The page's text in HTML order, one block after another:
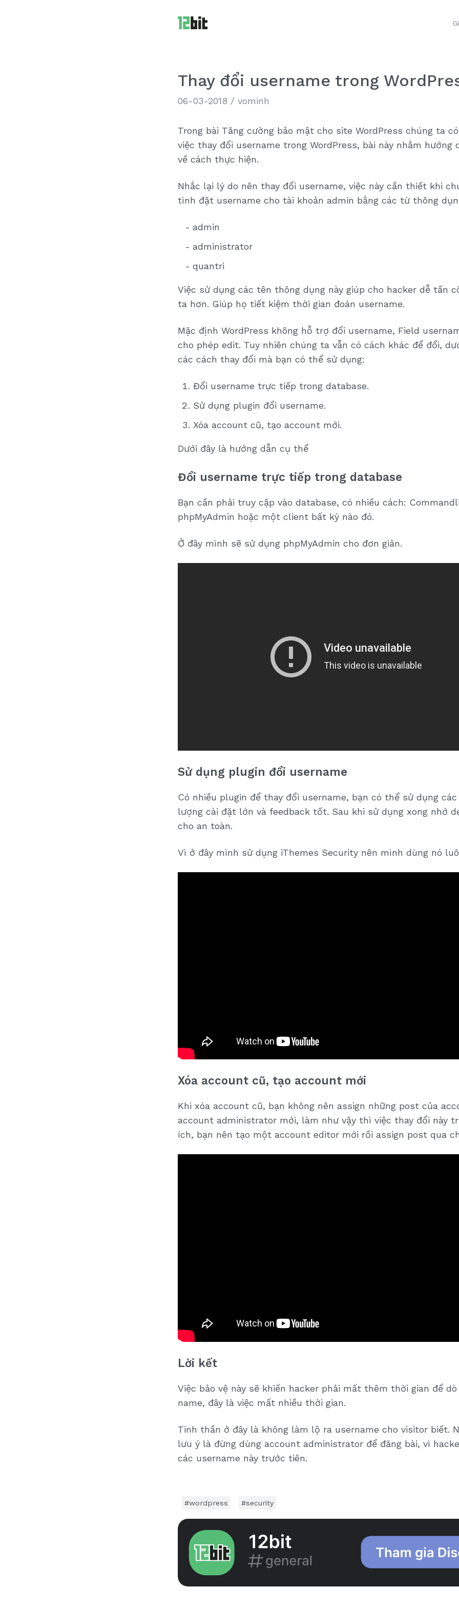
Thay đổi username trong
06-03-2018 / vominh
Trong bài Tăng cường bảo mật cho site WordPress chúng ta
việc thay đổi username trong WordPress, bài này nhằm hướng
về cách thực hiện.
Nhắc lại lý do nên thay đổi username, việc này cần thiết khi
tình đặt username cho tài khoản admin bằng các từ thông
admin
administrator
quantri
Việc sử dụng các tên thông dụng này giúp cho hacker dễ tấn
ta hơn. Giúp họ tiết kiệm thời gian đoán username.
Mặc định WordPress không hỗ trợ đổi username, Field
cho phép edit. Tuy nhiên chúng ta vẫn có cách khác để đổi,
các cách thay đổi mà bạn có thể sử dụng:
Đổi username trực tiếp trong database.
Sử dụng plugin đổi username.
Xóa account cũ, tạo account mới.
Dưới đây là hướng dẫn cụ thể
Đổi username trực tiếp trong database
Bạn cần phải truy cập vào database, có nhiều cách:
phpMyAdmin hoặc một client bất kỳ nào đó.
Ở đây mình sẽ sử dụng phpMyAdmin cho đơn giản.
Sử dụng plugin đổi username
Có nhiều plugin để thay đổi username, bạn có thể sử dụng
lượng cài đặt lớn và feedback tốt. Sau khi sử dụng xong nhớ
cho an toàn.
Vì ở đây mình sử dụng iThemes Security nên mình dùng nó
Xóa account cũ, tạo account mới
Khi xóa account cũ, bạn không nên assign những post của
account administrator mới, làm như vậy thì việc thay đổi này
ích, bạn nên tạo một account editor mới rồi assign post qua
Lời kết
Việc bảo vệ này sẽ khiến hacker phải mất thêm thời gian để
name, đây là việc mất nhiều thời gian.
Tinh thần ở đây là không làm lộ ra username cho visitor biết.
lưu ý là đừng dùng account administrator để đăng bài, vì
các username này trước tiên.
#wordpress #security